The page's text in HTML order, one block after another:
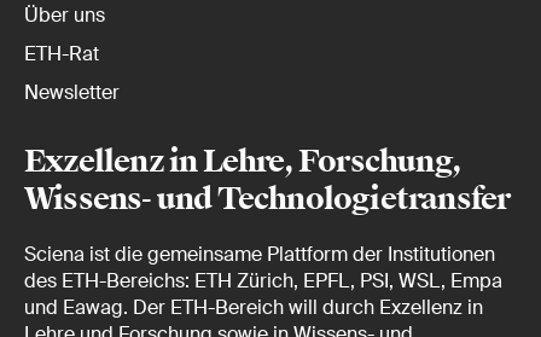
Über uns
ETH-Rat
Newsletter
Exzellenz in Lehre, Forschung,
Wissens- und Technologietransfer
Sciena ist die gemeinsame Plattform der Institutionen
des ETH-Bereichs: ETH Zürich, EPFL, PSI, WSL, Empa
und Eawag. Der ETH-Bereich will durch Exzellenz in